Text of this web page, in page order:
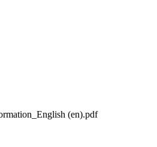
(en).pdf